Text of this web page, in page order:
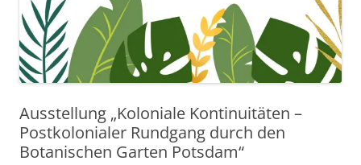
Ausstellung „Koloniale Kontinuitäten –
Postkolonialer Rundgang durch den
Botanischen Garten Potsdam“